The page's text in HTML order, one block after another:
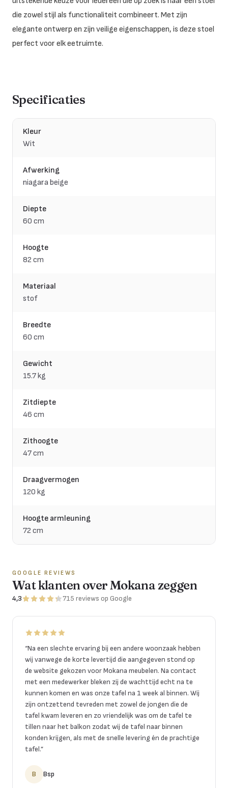
die zowel stijl als functionaliteit combineert. Met zijn
elegante ontwerp en zijn veilige eigenschappen, is deze stoel
perfect voor elk eetruimte.
Specificaties
Kleur
Wit
Afwerking
niagara beige
Diepte
60 cm
Hoogte
82 cm
Materiaal
stof
Breedte
60 cm
Gewicht
15.7 kg
Zitdiepte
46 cm
Zithoogte
47 cm
Draagvermogen
120 kg
Hoogte armleuning
72 cm
GOOGLE REVIEWS
Wat klanten over Mokana zeggen
4,3 715 reviews op Google
“Na een slechte ervaring bij een andere woonzaak hebben
wij vanwege de korte levertijd die aangegeven stond op
de website gekozen voor Mokana meubelen. Na contact
met een medewerker bleken zij de wachttijd echt na te
kunnen komen en was onze tafel na 1 week al binnen. Wij
zijn ontzettend tevreden met zowel de jongen die de
tafel kwam leveren en zo vriendelijk was om de tafel te
tillen naar het balkon zodat wij de tafel naar binnen
konden krijgen, als met de snelle levering én de prachtige
tafel.”
B Bsp